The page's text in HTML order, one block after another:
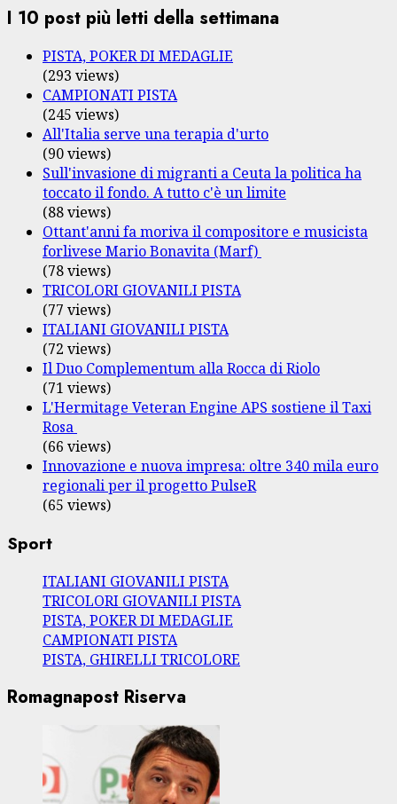
I 10 post più letti della settimana
PISTA, POKER DI MEDAGLIE
(293 views)
CAMPIONATI PISTA
(245 views)
All'Italia serve una terapia d'urto
(90 views)
Sull'invasione di migranti a Ceuta la politica ha
toccato il fondo. A tutto c'è un limite
(88 views)
Ottant'anni fa moriva il compositore e musicista
forlivese Mario Bonavita (Marf)
(78 views)
TRICOLORI GIOVANILI PISTA
(77 views)
ITALIANI GIOVANILI PISTA
(72 views)
Il Duo Complementum alla Rocca di Riolo
(71 views)
L'Hermitage Veteran Engine APS sostiene il Taxi
Rosa
(66 views)
Innovazione e nuova impresa: oltre 340 mila euro
regionali per il progetto PulseR
(65 views)
Sport
ITALIANI GIOVANILI PISTA
TRICOLORI GIOVANILI PISTA
PISTA, POKER DI MEDAGLIE
CAMPIONATI PISTA
PISTA, GHIRELLI TRICOLORE
Romagnapost Riserva